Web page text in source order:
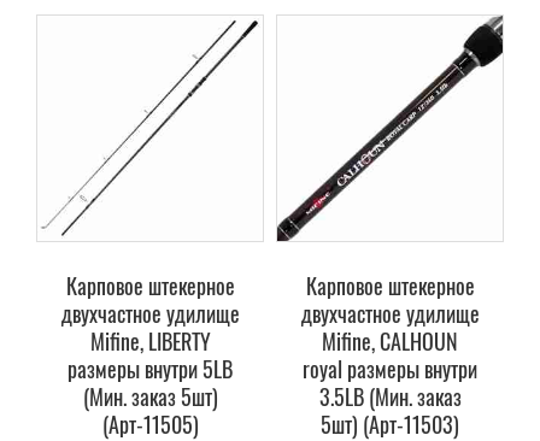
Карповое штекерное
двухчастное удилище
Mifine, LIBERTY
размеры внутри 5LB
(Мин. заказ 5шт)
(Арт-11505)
Карповое штекерное
двухчастное удилище
Mifine, CALHOUN
royal размеры внутри
3.5LB (Мин. заказ
5шт) (Арт-11503)